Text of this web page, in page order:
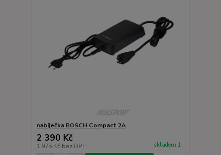
nabíječka BOSCH Compact 2A
2 390 Kč
1 975 Kč bez DPH skladem 1